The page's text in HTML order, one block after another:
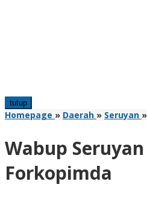
tutup
Homepage » Daerah » Seruyan »
Wabup
Forkopimda